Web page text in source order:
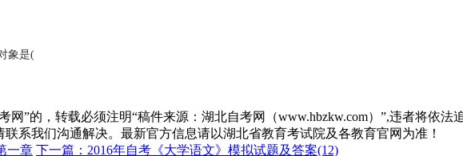
象是(
”的，转载必须注明“稿件来源：湖北自考网（www.hbzkw.com）”,违者将依法
系我们沟通解决。最新官方信息请以湖北省教育考试院及各教育官网为准！
一章 下一篇：2016年自考《大学语文》模拟试题及答案(12)